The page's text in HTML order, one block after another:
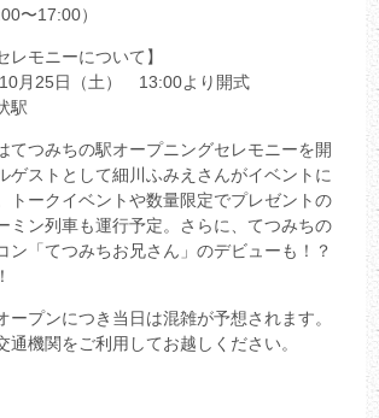
〜17:00）
レモニーについて】
10月25日（土） 13:00より開式
駅
てつみちの駅オープニングセレモニーを開
ゲストとして細川ふみえさんがイベントに
トークイベントや数量限定でプレゼントの
ミン列車も運行予定。さらに、てつみちの
ン「てつみちお兄さん」のデビューも！？
プンにつき当日は混雑が予想されます。
通機関をご利用してお越しください。